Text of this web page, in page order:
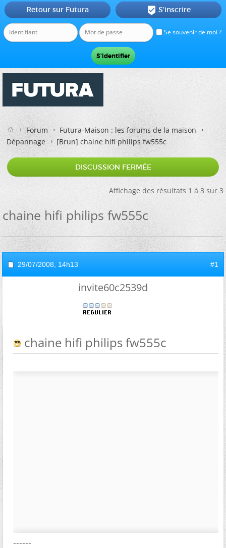
Se souvenir de moi ?
Retour sur Futura  S'inscrire
Forum
Futura-Maison : les forums de la maison
Dépannage
[Brun]chaine hifi philips fw555c
DISCUSSION FERMÉE
Affichage des résultats 1 à 3 sur 3
chaine hifi philips fw555c
29/07/2008, 14h13 #1
invite60c2539d
chaine hifi philips fw555c
------